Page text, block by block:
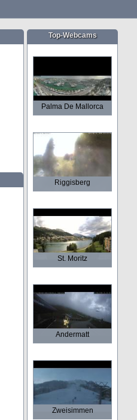
Top-Webcams
Palma De Mallorca
Riggisberg
St. Moritz
Andermatt
Zweisimmen